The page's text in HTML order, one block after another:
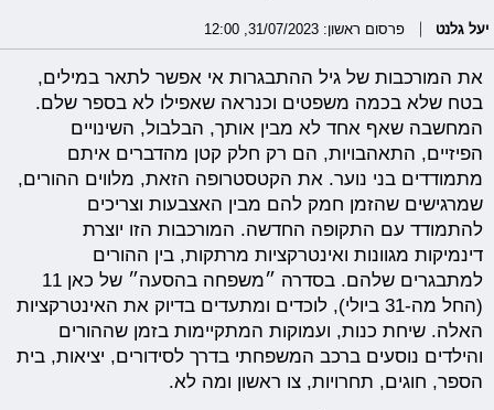
יעל גלנט פרסום ראשון: 31/07/2023, 12:00
את המורכבות של גיל ההתבגרות אי אפשר לתאר במילים,
בטח שלא בכמה משפטים וכנראה שאפילו לא בספר שלם.
המחשבה שאף אחד לא מבין אותך, הבלבול, השינויים
הפיזיים, התאהבויות, הם רק חלק קטן מהדברים איתם
מתמודדים בני נוער. את הקטסטרופה הזאת, מלווים ההורים,
שמרגישים שהזמן חמק להם מבין האצבעות וצריכים
להתמודד עם התקופה החדשה. המורכבות הזו יוצרת
דינמיקות מגוונות ואינטרקציות מרתקות, בין ההורים
למתבגרים שלהם. בסדרה ״משפחה בהסעה״ של כאן 11
(החל מה-31 ביולי), לוכדים ומתעדים בדיוק את האינטרקציות
האלה. שיחת כנות, ועמוקות המתקיימות בזמן שההורים
והילדים נוסעים ברכב המשפחתי בדרך לסידורים, יציאות, בית
הספר, חוגים, תחרויות, צו ראשון ומה לא.